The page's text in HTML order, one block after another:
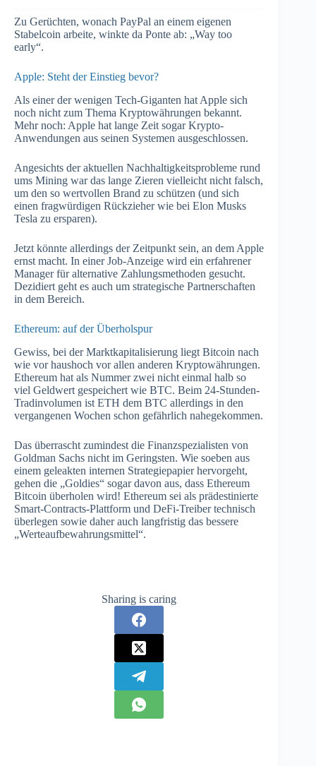
Zu Gerüchten, wonach PayPal an einem eigenen
Stabelcoin arbeite, winkte da Ponte ab: „Way too
early“.
Apple: Steht der Einstieg bevor?
Als einer der wenigen Tech-Giganten hat Apple sich
noch nicht zum Thema Kryptowährungen bekannt.
Mehr noch: Apple hat lange Zeit sogar Krypto-
Anwendungen aus seinen Systemen ausgeschlossen.
Angesichts der aktuellen Nachhaltigkeitsprobleme rund
ums Mining war das lange Zieren vielleicht nicht falsch,
um den so wertvollen Brand zu schützen (und sich
einen fragwürdigen Rückzieher wie bei Elon Musks
Tesla zu ersparen).
Jetzt könnte allerdings der Zeitpunkt sein, an dem Apple
ernst macht. In einer Job-Anzeige wird ein erfahrener
Manager für alternative Zahlungsmethoden gesucht.
Dezidiert geht es auch um strategische Partnerschaften
in dem Bereich.
Ethereum: auf der Überholspur
Gewiss, bei der Marktkapitalisierung liegt Bitcoin nach
wie vor haushoch vor allen anderen Kryptowährungen.
Ethereum hat als Nummer zwei nicht einmal halb so
viel Geldwert gespeichert wie BTC. Beim 24-Stunden-
Tradinvolumen ist ETH dem BTC allerdings in den
vergangenen Wochen schon gefährlich nahegekommen.
Das überrascht zumindest die Finanzspezialisten von
Goldman Sachs nicht im Geringsten. Wie soeben aus
einem geleakten internen Strategiepapier hervorgeht,
gehen die „Goldies“ sogar davon aus, dass Ethereum
Bitcoin überholen wird! Ethereum sei als prädestinierte
Smart-Contracts-Plattform und DeFi-Treiber technisch
überlegen sowie daher auch langfristig das bessere
„Werteaufbewahrungsmittel“.
Sharing is caring